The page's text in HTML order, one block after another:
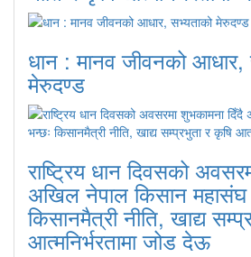
धान : मानव जीवनको आधार,
मेरुदण्ड
राष्ट्रिय धान दिवसको
अखिल नेपाल किसान महासंघ
किसानमैत्री नीति, खाद्य
आत्मनिर्भरतामा जोड देऊ